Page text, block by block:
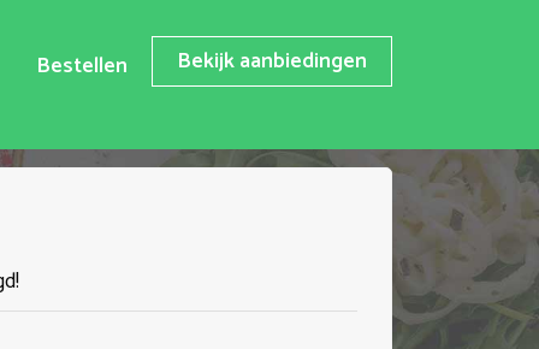
Bestellen Bekijk aanbiedingen